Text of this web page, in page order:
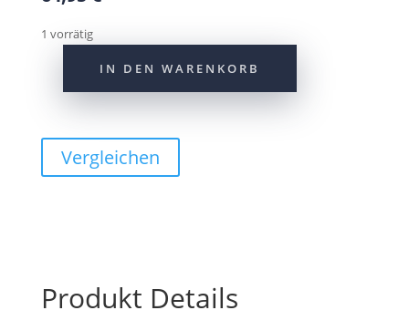
1 vorrätig
6807C/110
reflective
IN DEN WARENKORB
Vergleichen
Produkt Details